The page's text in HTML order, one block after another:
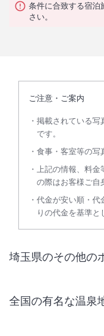
条件に合致する宿泊
さい。
ご注意・ご案内
掲載されている写
です。
食事・客室等の写
上記の情報、料
の際はお客様ご自
代金が安い順・代
りの代金を基準と
埼玉県のその他の
全国の有名な温泉